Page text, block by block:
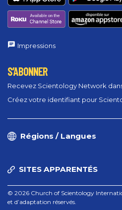
Impressions
S’ABONNER
Recevez Scientology Network
Créez votre identifiant pour
Régions / Langues
SITES APPARENTÉS
© 2026 Church of Scientology
et d’adaptation réservés.